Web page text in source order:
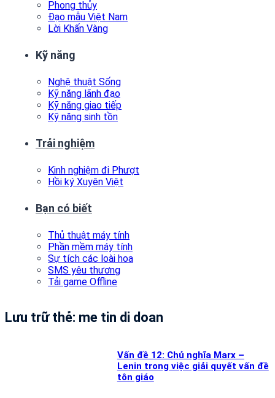
Phong thủy
Đạo mẫu Việt Nam
Lời Khấn Vàng
Kỹ năng
Nghệ thuật Sống
Kỹ năng lãnh đạo
Kỹ năng giao tiếp
Kỹ năng sinh tồn
Trải nghiệm
Kinh nghiệm đi Phượt
Hồi ký Xuyên Việt
Bạn có biết
Thủ thuật máy tính
Phần mềm máy tính
Sự tích các loài hoa
SMS yêu thương
Tải game Offline
Lưu trữ thẻ: me tin di doan
Vấn đề 12: Chủ nghĩa Marx –
Lenin trong việc giải quyết vấn đề
tôn giáo